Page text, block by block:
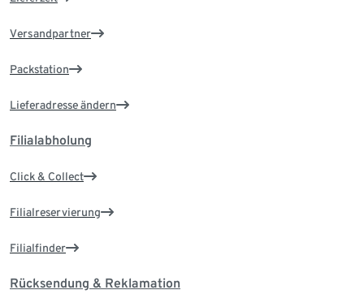
Versandpartner
Packstation
Lieferadresse ändern
Filialabholung
Click & Collect
Filialreservierung
Filialfinder
Rücksendung & Reklamation